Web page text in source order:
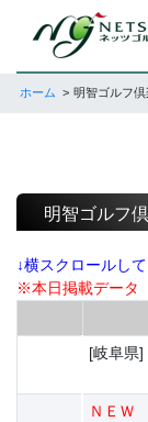
ホーム 明智ゴルフ
明智ゴルフ
↓横スクロールして
※本日掲載データ
[岐阜県]
ＮＥＷ